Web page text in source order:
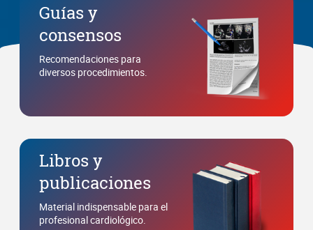
Guías y
consensos
Recomendaciones para
diversos procedimientos.
Libros y
publicaciones
Material indispensable para el
profesional cardiológico.